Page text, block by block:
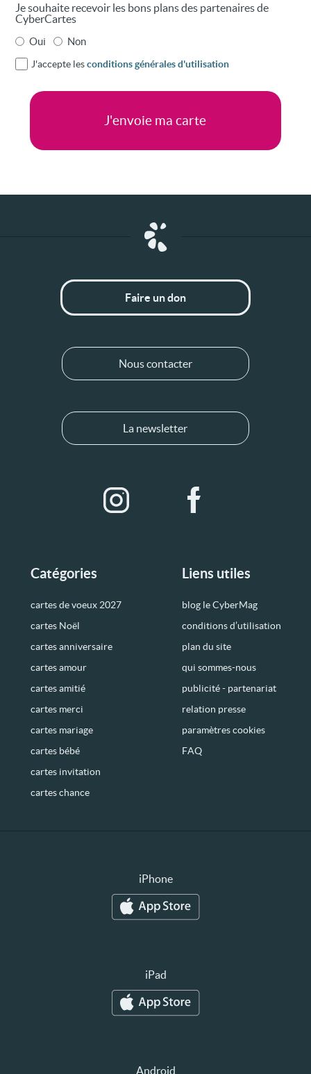
Je souhaite recevoir les bons plans des partenaires de
CyberCartes
Oui Non
J'accepte lesconditions générales d'utilisation
Catégories
cartes de voeux 2027
cartes Noël
cartes anniversaire
cartes amour
cartes amitié
cartes merci
cartes mariage
cartes bébé
cartes invitation
cartes chance
Liens utiles
blog le CyberMag
conditions d’utilisation
plan du site
qui sommes-nous
publicité - partenariat
relation presse
paramètres cookies
FAQ
Faire un don
Nous contacter
La newsletter
iPhone
iPad
Android